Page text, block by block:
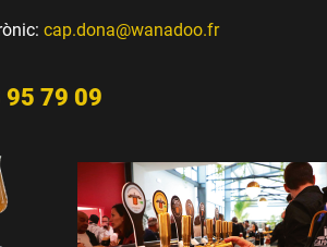
cap.dona@wanadoo.fr
95 79 09